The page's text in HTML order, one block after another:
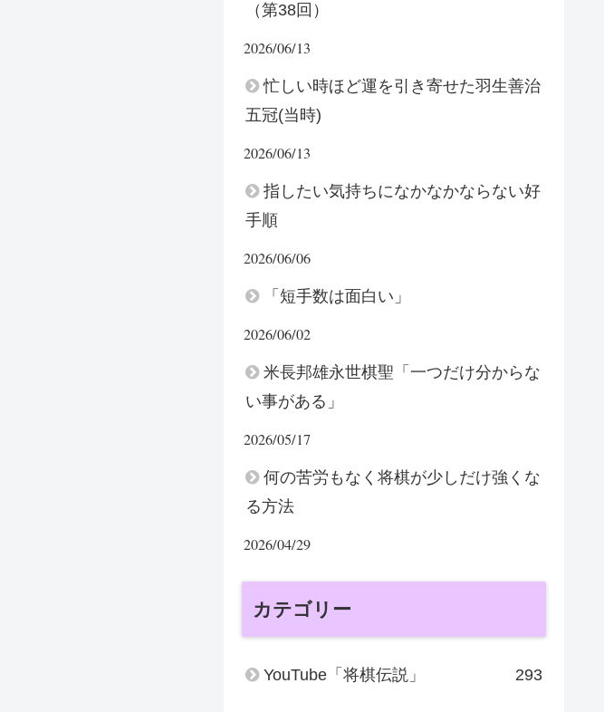
（第38回）
2026/06/13
忙しい時ほど運を引き寄せた羽生善治
五冠(当時)
2026/06/13
指したい気持ちになかなかならない好
手順
2026/06/06
「短手数は面白い」
2026/06/02
米長邦雄永世棋聖「一つだけ分からな
い事がある」
2026/05/17
何の苦労もなく将棋が少しだけ強くな
る方法
2026/04/29
カテゴリー
YouTube「将棋伝説」 293